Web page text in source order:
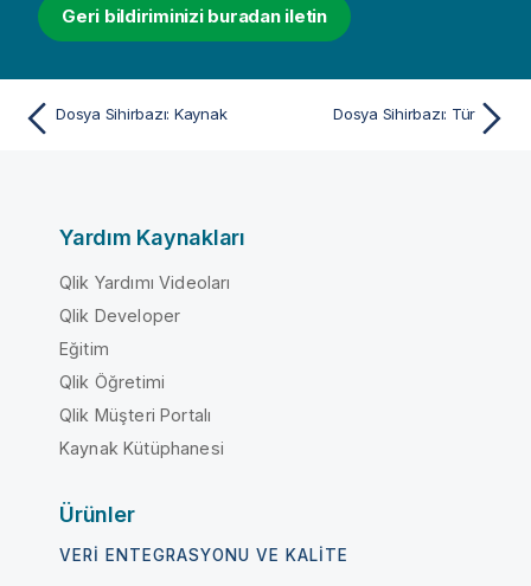
Geri bildiriminizi buradan iletin
Dosya Sihirbazı: Kaynak Dosya Sihirbazı: Tür
Yardım Kaynakları
Qlik Yardımı Videoları
Qlik Developer
Eğitim
Qlik Öğretimi
Qlik Müşteri Portalı
Kaynak Kütüphanesi
Ürünler
VERI ENTEGRASYONU VE KALITE